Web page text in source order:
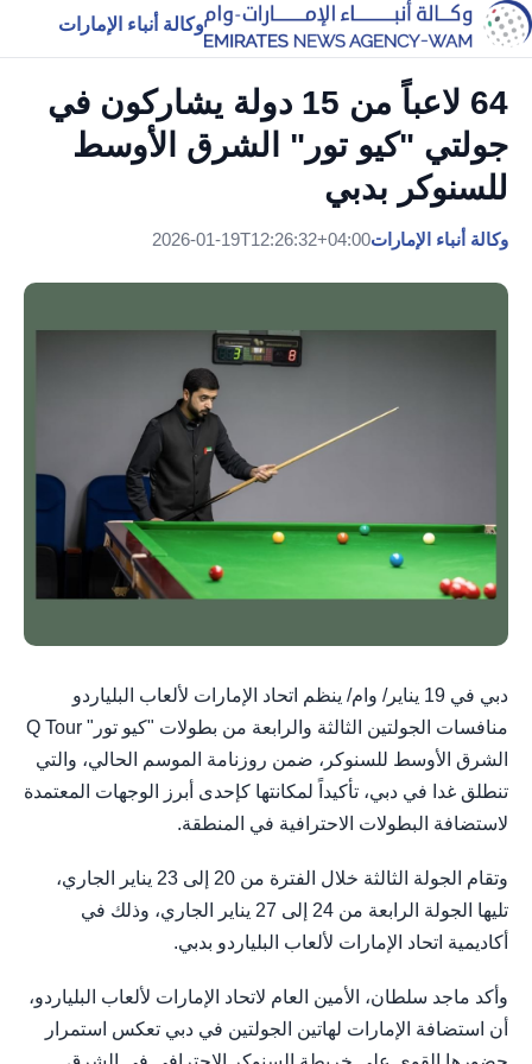
وكالة أنباء الإمارات
64 لاعباً من 15 دولة يشاركون في
جولتي "كيو تور" الشرق الأوسط
للسنوكر بدبي
وكالة أنباء الإمارات2026-01-19T12:26:32+04:00
دبي في 19 يناير/ وام/ ينظم اتحاد الإمارات لألعاب البلياردو
منافسات الجولتين الثالثة والرابعة من بطولات "كيو تور" Q Tour
الشرق الأوسط للسنوكر، ضمن روزنامة الموسم الحالي، والتي
تنطلق غدا في دبي، تأكيداً لمكانتها كإحدى أبرز الوجهات المعتمدة
لاستضافة البطولات الاحترافية في المنطقة.
وتقام الجولة الثالثة خلال الفترة من 20 إلى 23 يناير الجاري،
تليها الجولة الرابعة من 24 إلى 27 يناير الجاري، وذلك في
أكاديمية اتحاد الإمارات لألعاب البلياردو بدبي.
وأكد ماجد سلطان، الأمين العام لاتحاد الإمارات لألعاب البلياردو،
أن استضافة الإمارات لهاتين الجولتين في دبي تعكس استمرار